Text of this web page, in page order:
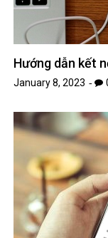
Hướng dẫn kết
January 8, 2023